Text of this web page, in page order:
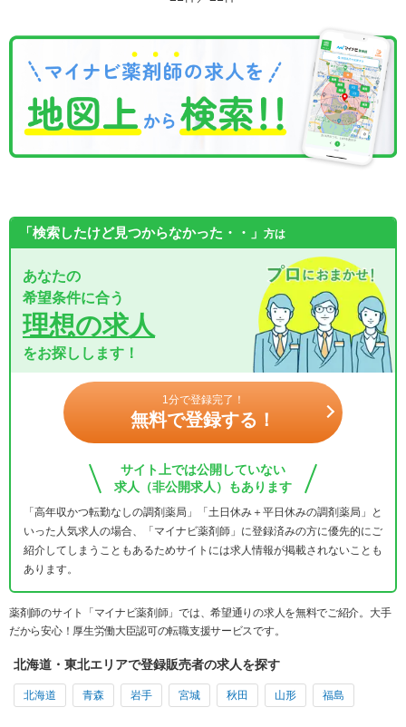
「検索したけど見つからなかった・・」 方は
あなたの
希望条件に合う
理想の求人
をお探しします！
1分で登録完了！
無料で登録する！
サイト上では公開していない
求人（非公開求人）もあります
「高年収かつ転勤なしの調剤薬局」「土日休み＋平日休みの調剤薬局」と
いった人気求人の場合、「マイナビ薬剤師」に登録済みの方に優先的にご
紹介してしまうこともあるためサイトには求人情報が掲載されないことも
あります。
薬剤師のサイト「マイナビ薬剤師」では、希望通りの求人を無料でご紹介。大手
だから安心！厚生労働大臣認可の転職支援サービスです。
北海道・東北エリアで登録販売者の求人を探す
北海道 青森 岩手 宮城 秋田 山形 福島